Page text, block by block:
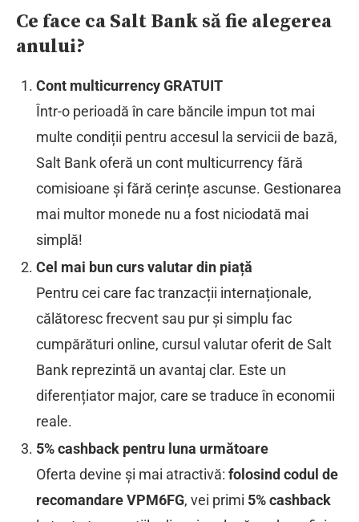
Ce face ca Salt Bank să fie alegerea
anului?
Cont multicurrency GRATUIT
Într-o perioadă în care băncile impun tot mai
multe condiții pentru accesul la servicii de bază,
Salt Bank oferă un cont multicurrency fără
comisioane și fără cerințe ascunse. Gestionarea
mai multor monede nu a fost niciodată mai
simplă!
Cel mai bun curs valutar din piață
Pentru cei care fac tranzacții internaționale,
călătoresc frecvent sau pur și simplu fac
cumpărături online, cursul valutar oferit de Salt
Bank reprezintă un avantaj clar. Este un
diferențiator major, care se traduce în economii
reale.
5% cashback pentru luna următoare
Oferta devine și mai atractivă: folosind codul de
recomandare VPM6FG, vei primi 5% cashback